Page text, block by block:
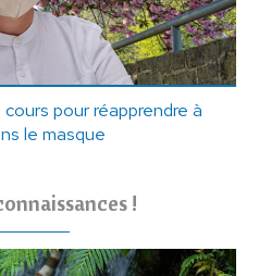
pour réapprendre à
le masque
!